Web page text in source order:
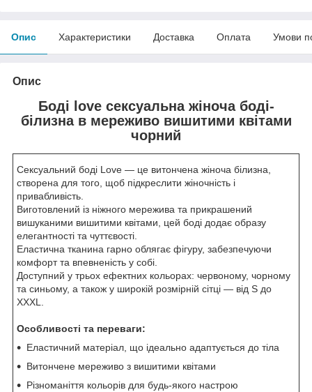
Опис Характеристики Доставка Оплата Умови
Опис
Боді love сексуальна жіноча боді-
білизна в мереживо вишитими квітами
чорний
Сексуальний боді Love — це витончена жіноча білизна,
створена для того, щоб підкреслити жіночність і
привабливість.
Виготовлений із ніжного мережива та прикрашений
вишуканими вишитими квітами, цей боді додає образу
елегантності та чуттєвості.
Еластична тканина гарно облягає фігуру, забезпечуючи
комфорт та впевненість у собі.
Доступний у трьох ефектних кольорах: червоному, чорному
та синьому, а також у широкій розмірній сітці — від S до
XXXL.
Особливості та переваги:
Еластичний матеріал, що ідеально адаптується до тіла
Витончене мереживо з вишитими квітами
Різноманіття кольорів для будь-якого настрою